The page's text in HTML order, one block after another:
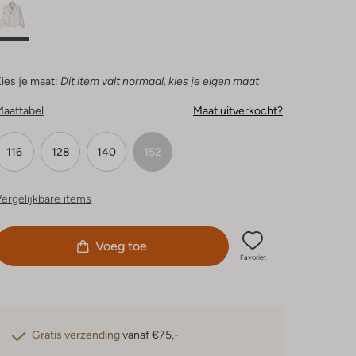
je maat: Dit item valt normaal, kies je eigen maat
Maat uitverkocht?
116 128 140 152
items
Voeg toe
Favoriet
Gratis verzendingvanaf €75,-